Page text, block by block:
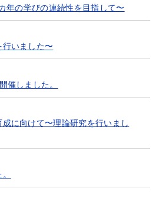
年の学びの連続性を目指して〜
いました〜
催しました。
成に向けて〜理論研究を行いまし